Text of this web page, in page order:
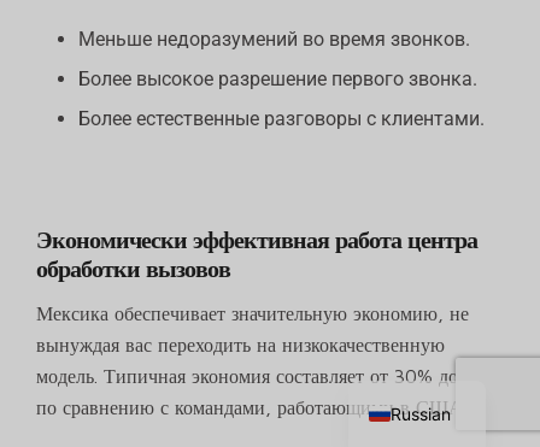
Меньше недоразумений во время звонков.
Более высокое разрешение первого звонка.
Более естественные разговоры с клиентами.
Экономически эффективная работа центра
обработки вызовов
Мексика обеспечивает значительную экономию, не
вынуждая вас переходить на низкокачественную
модель. Типичная экономия составляет от 30% до 50%
по сравнению с командами, работающими в США.
Russian
English